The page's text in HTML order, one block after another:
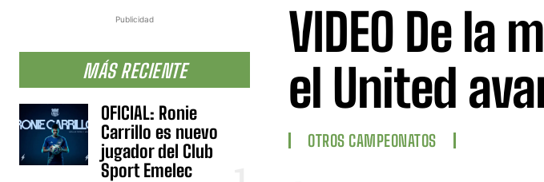
Publicidad
MÁS RECIENTE
OFICIAL: Ronie
Carrillo es nuevo
jugador del Club
Sport Emelec
VIDEO De la
el United
OTROS CAMPEONATOS